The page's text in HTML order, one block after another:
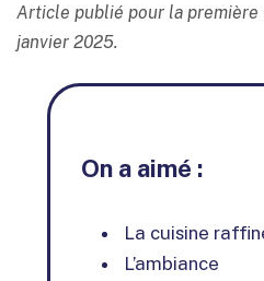
Article publié pour la première
janvier 2025.
On a aimé :
La cuisine
L’ambiance